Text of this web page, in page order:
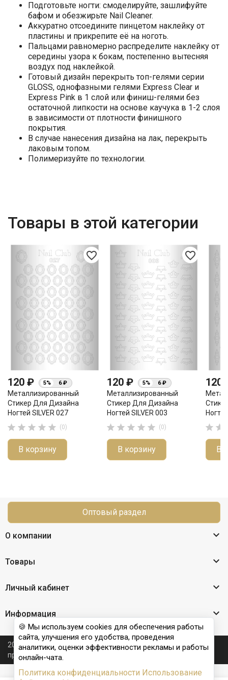
Подготовьте ногти: смоделируйте, зашлифуйте
бафом и обезжирьте Nail Cleaner.
Аккуратно отсоедините пинцетом наклейку от
пластины и прикрепите её на ноготь.
Пальцами равномерно распределите наклейку от
середины узора к бокам, постепенно вытесняя
воздух под наклейкой.
Готовый дизайн перекрыть топ-гелями серии
GLOSS, однофазными гелями Express Clear и
Express Pink в 1 слой или финиш-гелями без
остаточной липкости на основе каучука в 1-2 слоя
в зависимости от плотности финишного
покрытия.
В случае нанесения дизайна на лак, перекрыть
лаковым топом.
Полимеризуйте по технологии.
Товары в этой категории
favorite_border
120 ₽ 5% 6 ₽
Металлизированный
Стикер Для Дизайна
Ногтей SILVER 027
     (0)
В корзину
favorite_border
120 ₽ 5% 6 ₽
Металлизированный
Стикер Для Дизайна
Ногтей SILVER 003
     (0)
В корзину
120
 
В
Оптовый раздел
О компании 
Товары 
Личный кабинет 
Информация 
2026 © Nail Club professional - официальный сайт
производителя бренда для наращивания ногтей
🍪 Мы используем cookies для обеспечения работы
сайта, улучшения его удобства, проведения
аналитики, оценки эффективности рекламы и работы
онлайн-чата.
Политика конфиденциальности Использование